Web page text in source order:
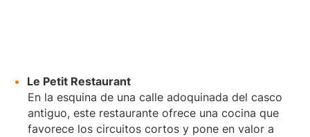
Le Petit Restaurant
En la esquina de una calle adoquinada del casco
antiguo, este restaurante ofrece una cocina que
favorece los circuitos cortos y pone en valor a